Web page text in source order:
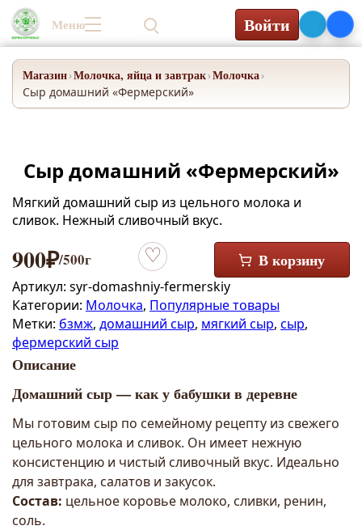
Меню Войти
Магазин›Молочка, яйца и завтрак›Молочка›
Сыр домашний «Фермерский»
Сыр домашний «Фермерский»
Мягкий домашний сыр из цельного молока и
сливок. Нежный сливочный вкус.
900₽/500г Добавить в избранное В корзину
Артикул: syr-domashniy-fermerskiy
Категории: Молочка, Популярные товары
Метки: бзмж, домашний сыр, мягкий сыр, сыр,
фермерский сыр
Описание
Домашний сыр — как у бабушки в деревне
Мы готовим сыр по семейному рецепту из свежего
цельного молока и сливок. Он имеет нежную
консистенцию и чистый сливочный вкус. Идеально
для завтрака, салатов и закусок.
Состав: цельное коровье молоко, сливки, ренин,
соль.